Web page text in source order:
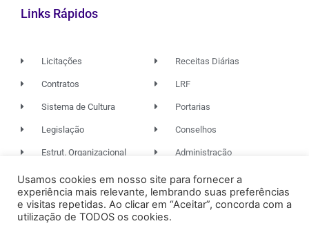
Links Rápidos
Licitações
Contratos
Sistema de Cultura
Legislação
Estrut. Organizacional
Receitas Diárias
LRF
Portarias
Conselhos
Administração
© 2026. TODOS OS DIREITOS RESERVADOS.
Usamos cookies em nosso site para fornecer a
experiência mais relevante, lembrando suas preferências
e visitas repetidas. Ao clicar em “Aceitar”, concorda com a
utilização de TODOS os cookies.